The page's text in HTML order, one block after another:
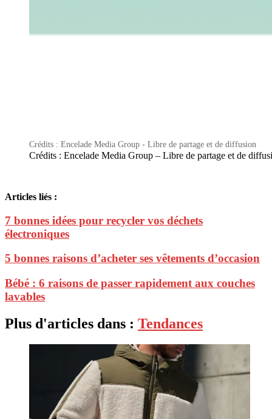
Crédits : Encelade Media Group - Libre de partage et de diffusion
Crédits : Encelade Media Group – Libre de partage et de
Articles liés :
7 bonnes idées pour recycler vos déchets
électroniques
5 bonnes raisons d’acheter ses vêtements d’occasion
Bébé : 6 raisons de passer rapidement aux couches
lavables
Plus d'articles dans : Tendances